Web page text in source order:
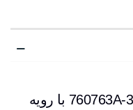
صندل سبک هامتو مردانه مدل 760763A-3 با رویه